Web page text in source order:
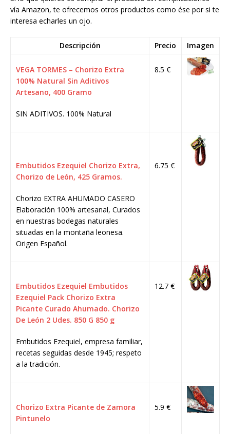
vía Amazon, te ofrecemos otros productos como ése por si te
interesa echarles un ojo.
Descripción Precio Imagen
VEGA TORMES – Chorizo Extra
100% Natural Sin Aditivos
Artesano, 400 Gramo
SIN ADITIVOS. 100% Natural
8.5 €
Embutidos Ezequiel Chorizo Extra,
Chorizo de León, 425 Gramos.
Chorizo EXTRA AHUMADO CASERO
Elaboración 100% artesanal, Curados
en nuestras bodegas naturales
situadas en la montaña leonesa.
Origen Español.
6.75 €
Embutidos Ezequiel Embutidos
Ezequiel Pack Chorizo Extra
Picante Curado Ahumado. Chorizo
De León 2 Udes. 850 G 850 g
Embutidos Ezequiel, empresa familiar,
recetas seguidas desde 1945; respeto
a la tradición.
12.7 €
Chorizo Extra Picante de Zamora
Pintunelo
5.9 €